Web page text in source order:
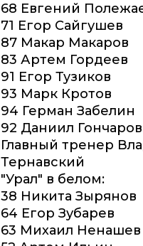
68 Евгений
71 Егор Сайгушев
87 Макар Макаров
83 Артем Гордеев
91 Егор Тузиков
93 Марк Кротов
94 Герман Забелин
92 Даниил Гончаров
Главный тренер
Тернавский
"Урал" в белом:
38 Никита Зырянов
64 Егор Зубарев
63 Михаил Ненашев